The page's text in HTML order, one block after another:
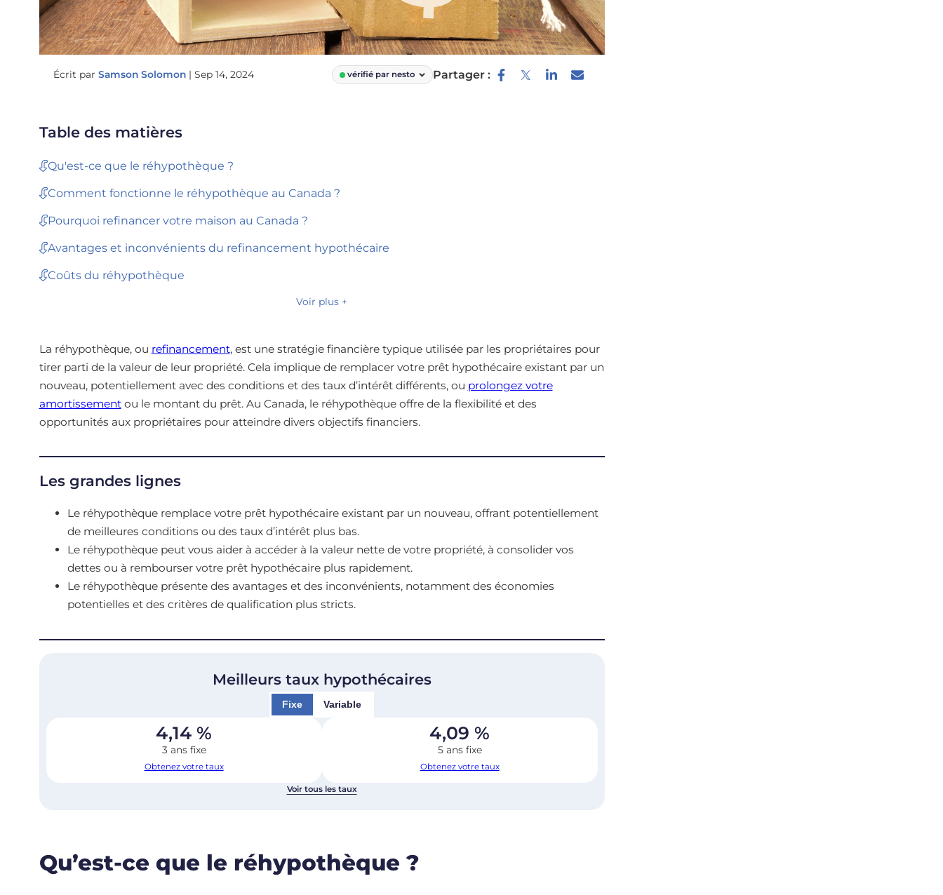
Écrit par Samson Solomon | Sep 14, 2024 vérifié par nesto Partager :
Table des matières
Qu'est-ce que le réhypothèque ?
Comment fonctionne le réhypothèque au Canada ?
Pourquoi refinancer votre maison au Canada ?
Avantages et inconvénients du refinancement hypothécaire
Coûts du réhypothèque
Voir plus +
La réhypothèque, ou refinancement, est une stratégie financière typique utilisée par les propriétaires pour
tirer parti de la valeur de leur propriété. Cela implique de remplacer votre prêt hypothécaire existant par un
nouveau, potentiellement avec des conditions et des taux d’intérêt différents, ou prolongez votre
amortissementou le montant du prêt. Au Canada, le réhypothèque offre de la flexibilité et des
opportunités aux propriétaires pour atteindre divers objectifs financiers.
Les grandes lignes
Le réhypothèque remplace votre prêt hypothécaire existant par un nouveau, offrant potentiellement
de meilleures conditions ou des taux d’intérêt plus bas.
Le réhypothèque peut vous aider à accéder à la valeur nette de votre propriété, à consolider vos
dettes ou à rembourser votre prêt hypothécaire plus rapidement.
Le réhypothèque présente des avantages et des inconvénients, notamment des économies
potentielles et des critères de qualification plus stricts.
Meilleurs taux hypothécaires
Fixe Variable
4,14 %
3 ans fixe
Obtenez votre taux
4,09 %
5 ans fixe
Obtenez votre taux
Voir tous les taux
Qu’est-ce que le réhypothèque ?